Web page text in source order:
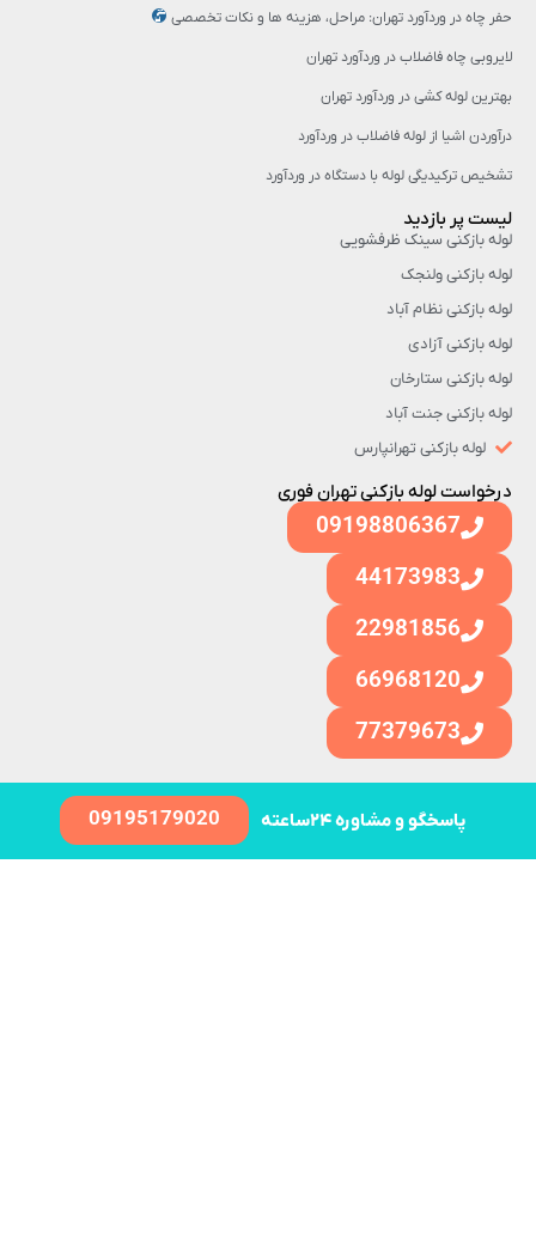
حفر چاه در وردآورد تهران: مراحل، هزینه‌ ها و نکات تخصصی
لایروبی چاه فاضلاب در وردآورد تهران
بهترین لوله کشی در وردآورد تهران
درآوردن اشیا از لوله فاضلاب در وردآورد
تشخیص ترکیدیگی لوله با دستگاه در وردآورد
لیست پر بازدید
لوله بازکنی سینک ظرفشویی
لوله بازکنی ولنجک
لوله بازکنی نظام آباد
لوله بازکنی آزادی
لوله بازکنی ستارخان
لوله بازکنی جنت آباد
لوله بازکنی تهرانپارس
درخواست لوله بازکنی تهران فوری
09198806367
44173983
22981856
66968120
77379673
پاسخگو و مشاوره ۲۴ساعته 09195179020